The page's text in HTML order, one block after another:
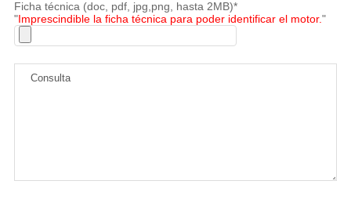
Ficha técnica (doc, pdf, jpg,png, hasta 2MB)*
"Imprescindible la ficha técnica para poder identificar el motor."